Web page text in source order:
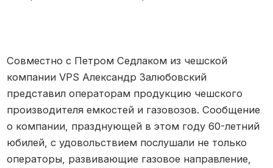
Совместно с Петром Седлаком из чешской
компании VPS Александр Залюбовский
представил операторам продукцию чешского
производителя емкостей и газовозов. Сообщение
о компании, празднующей в этом году 60-летний
юбилей, с удовольствием послушали не только
операторы, развивающие газовое направление,